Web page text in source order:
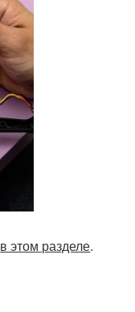
в этом разделе.